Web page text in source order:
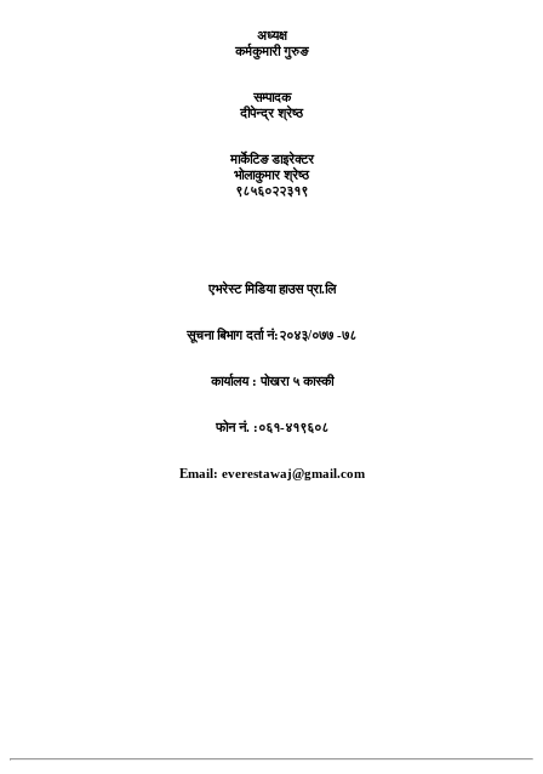
अध्यक्ष
कर्मकुमारी गुरुङ
सम्पादक
दीपेन्द्र श्रेष्ठ
मार्केटिङ डाइरेक्टर
भोलाकुमार श्रेष्ठ
९८५६०२२३१९
एभरेस्ट मिडिया हाउस प्रा.लि
सूचना बिभाग दर्ता नं:२०४३/०७७ -७८
कार्यालय :पोखरा ५ कास्की
फोन नं. :०६१-४१९६०८
Email: everestawaj@gmail.com